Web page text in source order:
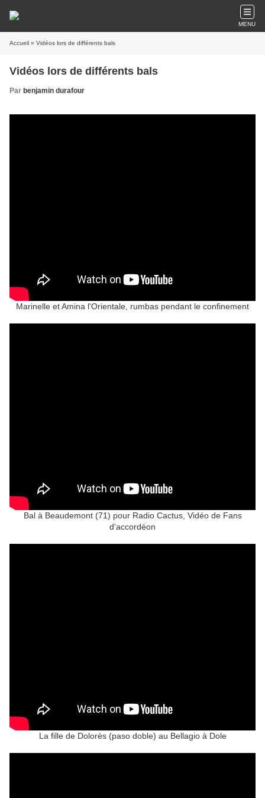
MENU
Accueil » Vidéos lors de différents bals
Vidéos lors de différents bals
Par benjamin durafour
Marinelle et Amina l'Orientale, rumbas pendant le confinement
Bal à Beaudemont (71) pour Radio Cactus, Vidéo de Fans
d'accordéon
La fille de Dolorès (paso doble) au Bellagio à Dole